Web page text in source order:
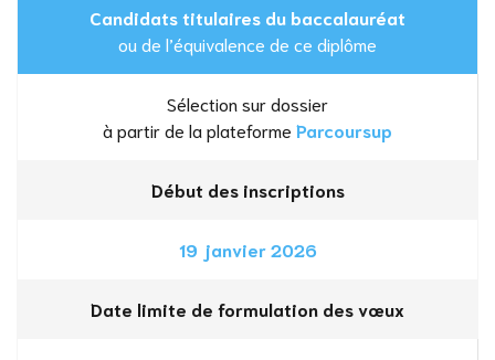
Candidats titulaires du baccalauréat
ou de l’équivalence de ce diplôme
Sélection sur dossier
à partir de la plateforme Parcoursup
Début des inscriptions
19 janvier 2026
Date limite de formulation des vœux